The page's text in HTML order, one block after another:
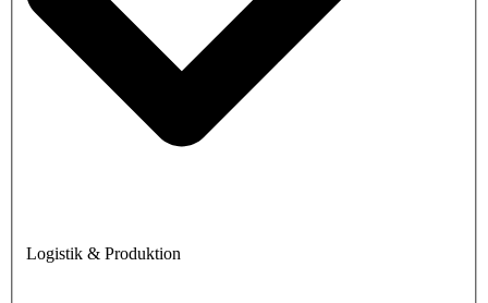
Logistik & Produktion